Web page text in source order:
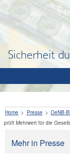
Sicherheit
Mehr in Presse
Home Presse OeNB-
prüft Mehrwert für die